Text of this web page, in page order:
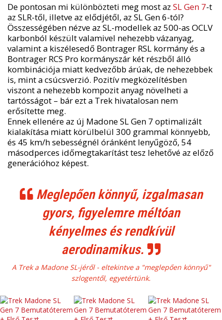
De pontosan mi különbözteti meg most az SL Gen 7-t
az SLR-től, illetve az elődjétől, az SL Gen 6-tól?
Összességében nézve az SL-modellek az 500-as OCLV
karbonból készült valamivel nehezebb vázanyag,
valamint a kiszélesedő Bontrager RSL kormány és a
Bontrager RCS Pro kormányszár két részből álló
kombinációja miatt kedvezőbb árúak, de nehezebbek
is, mint a csúcsverzió. Pozitív megközelítésben
viszont a nehezebb kompozit anyag növelheti a
tartósságot – bár ezt a Trek hivatalosan nem
erősítette meg.
Ennek ellenére az új Madone SL Gen 7 optimalizált
kialakítása miatt körülbelül 300 grammal könnyebb,
és 45 km/h sebességnél óránként lenyűgöző, 54
másodperces időmegtakarítást tesz lehetővé az előző
generációhoz képest.
Meglepően könnyű, izgalmasan
gyors, figyelemre méltóan
kényelmes és rendkívül
aerodinamikus.
A Trek a Madone SL-jéről - eltekintve a "meglepően könnyű"
szlogentől, egyetértünk.